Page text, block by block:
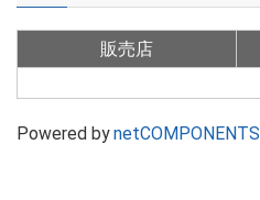
販売店
Powered bynetCOMPONENTS